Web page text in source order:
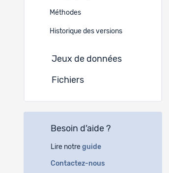
Méthodes
Historique des versions
Jeux de données
Fichiers
Besoin d’aide ?
Lire notre guide
Contactez-nous